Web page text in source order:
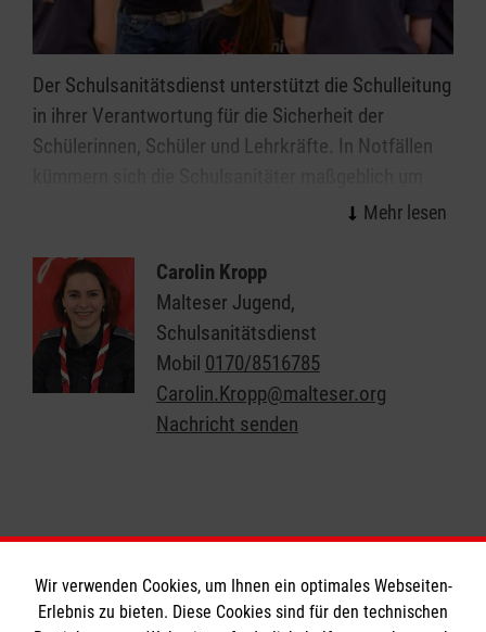
Der Schulsanitätsdienst unterstützt die Schulleitung
in ihrer Verantwortung für die Sicherheit der
Schülerinnen, Schüler und Lehrkräfte. In Notfällen
das Wohlergehen ihrer Patienten und tragen
stehenden Räume, Geräte und Materialien.
Im Saarland ist der Malteser Schulsanitätsdienst
hier aktiv:
Homburg, Merzig,
Saarbrücken, St. Ingbertund
Wadern-
Carolin Kropp
Malteser Jugend,
Schulsanitätsdienst
Mobil 0170/8516785
Carolin.Kropp@malteser.org
Nachricht senden
Wir verwenden Cookies, um Ihnen ein optimales Webseiten-
Erlebnis zu bieten. Diese Cookies sind für den technischen